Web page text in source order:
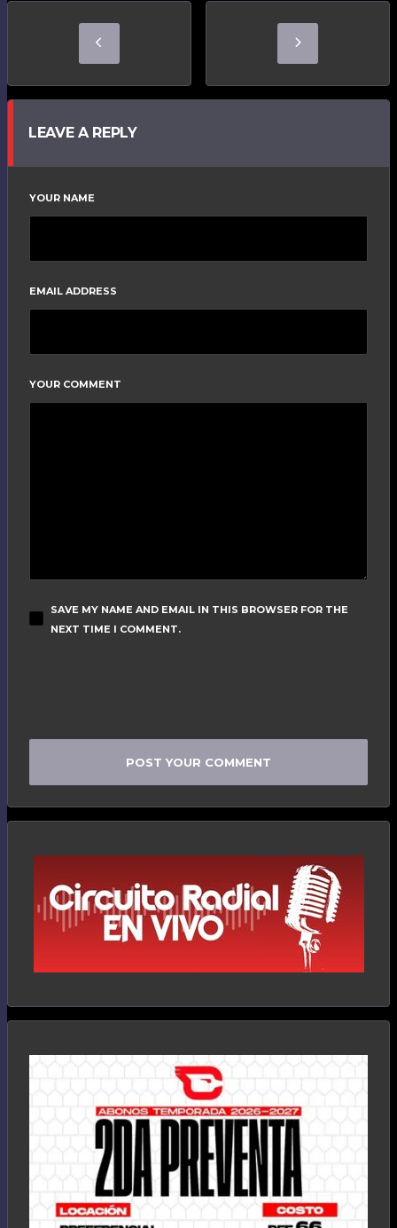
LEAVE A REPLY
YOUR NAME
EMAIL ADDRESS
YOUR COMMENT
SAVE MY NAME AND EMAIL IN THIS BROWSER FOR THE
NEXT TIME I COMMENT.